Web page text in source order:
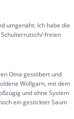
umgenäht. Ich habe die
freien
Oma gestöbert und
Wollgarn, mit dem
und ohne System
ein gestickter Saum